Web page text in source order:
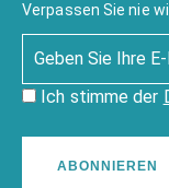
Verpassen Sie nie
Ich stimme der
ABONNIEREN